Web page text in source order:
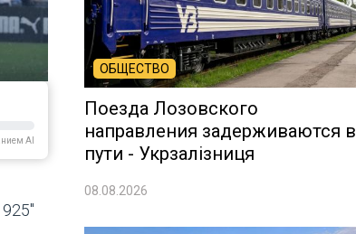
AI
ОБЩЕСТВО
Поезда Лозовского
направления задерживаются в
пути - Укрзалізниця
08.08.2026